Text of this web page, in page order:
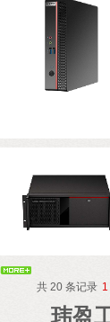
共 20 条记录 1
玮盈